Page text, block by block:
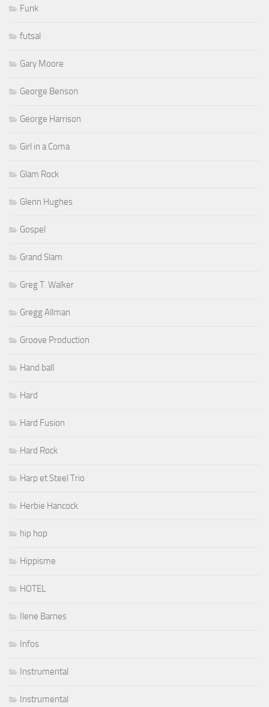
Funk
futsal
Gary Moore
George Benson
George Harrison
Girl in a Coma
Glam Rock
Glenn Hughes
Gospel
Grand Slam
Greg T. Walker
Gregg Allman
Groove Production
Hand ball
Hard
Hard Fusion
Hard Rock
Harp et Steel Trio
Herbie Hancock
hip hop
Hippisme
HOTEL
Ilene Barnes
Infos
Instrumental
Instrumental